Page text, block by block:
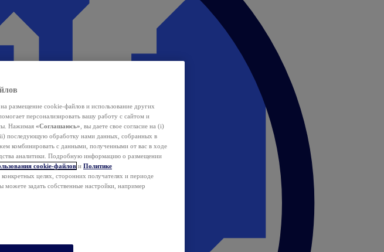
размещение cookie-файлов и использование других
персонализировать вашу работу с сайтом и
Нажимая «Соглашаюсь» , вы даете свое согласие на (i)
последующую обработку нами данных, собранных в
комбинировать с данными, полученными от вас в ходе
аналитики. Подробную информацию о размещении
cookie-файлов и Политике
конкретных целях, сторонних получателях и периоде
задать собственные настройки, например